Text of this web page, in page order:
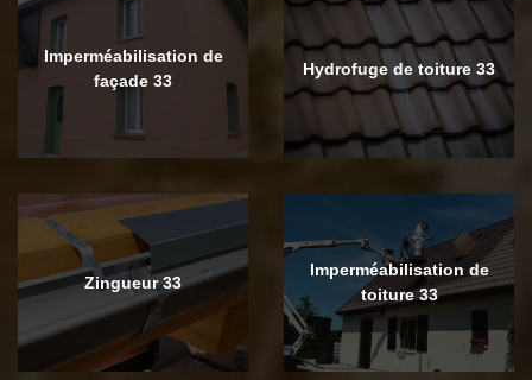
Imperméabilisation de
façade 33
Hydrofuge de toiture 33
Zingueur 33
Imperméabilisation de
toiture 33